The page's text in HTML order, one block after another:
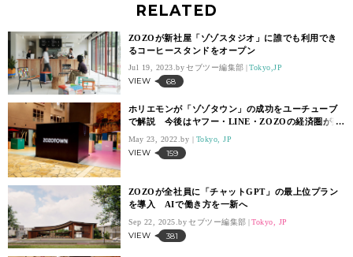
RELATED
ZOZOが新社屋「ゾゾスタジオ」に誰でも利用でき
るコーヒースタンドをオープン
Jul 19, 2023. セブツー編集部 Tokyo,JP
VIEW 68
ホリエモンが「ゾゾタウン」の成功をユーチューブ
で解説 今後はヤフー・LINE・ZOZOの経済圏が楽
May 23, 2022. Tokyo, JP
VIEW 159
ZOZOが全社員に「チャットGPT」の最上位プラン
を導入 AIで働き方を一新へ
Sep 22, 2025. セブツー編集部 Tokyo, JP
VIEW 381